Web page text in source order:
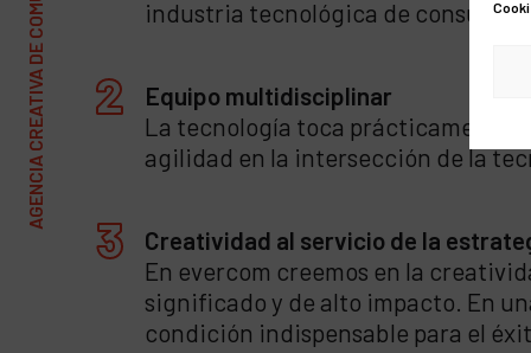
industria tecnológica de consumo.
Equipo multidisciplinar
La tecnología toca prácticamente
agilidad en la intersección de la
Creatividad al servicio de la
En evercom creemos en la
significado y de alto impacto. En
condición indispensable para el